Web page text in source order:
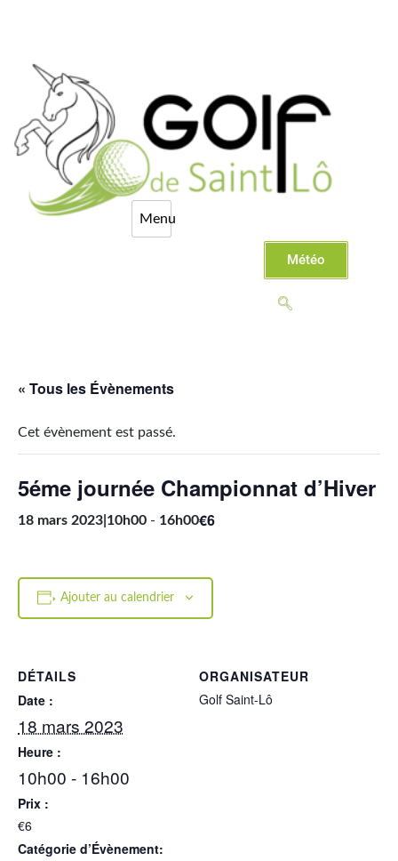
Météo
« Tous les Évènements
Cet évènement est passé.
5éme journée Championnat d’Hiver
18 mars 2023|10h00 - 16h00€6
Ajouter au calendrier
DÉTAILS
Date :
18 mars 2023
Heure :
10h00 - 16h00
Prix :
€6
Catégorie d’Évènement:
ORGANISATEUR
Golf Saint-Lô